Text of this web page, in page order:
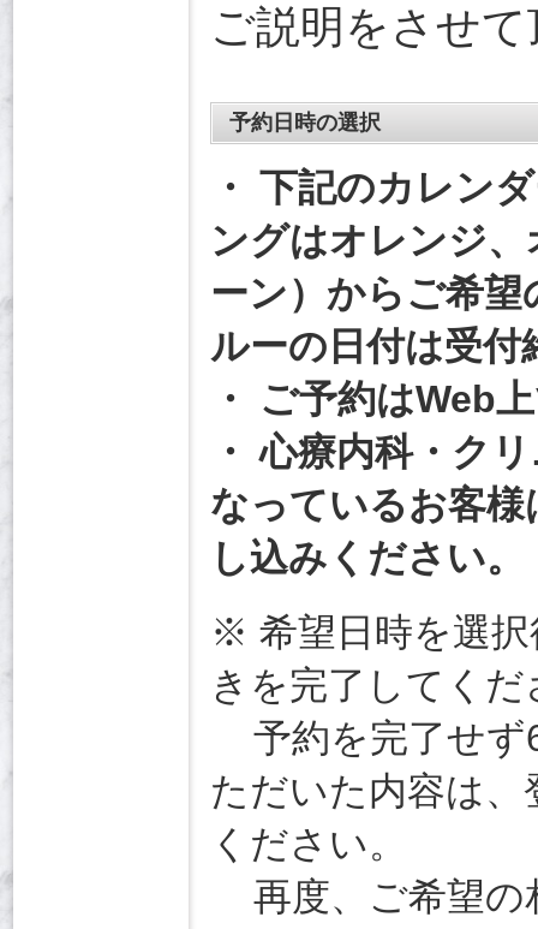
ご説明をさせ
予約日時の選択
・ 下記のカレン
ングはオレンジ
ーン）からご希
ルーの日付は受付
・ ご予約はWeb
・ 心療内科・ク
なっているお客
し込みください。
※ 希望日時を選択
きを完了してくだ
予約を完了せず
ただいた内容は
ください。
再度、ご希望の